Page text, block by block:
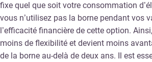
fixe quel que soit votre consommation
vous n’utilisez pas la borne pendant vos
l’efficacité financière de cette option.
moins de flexibilité et devient moins
de la borne au-delà de deux ans. Il est